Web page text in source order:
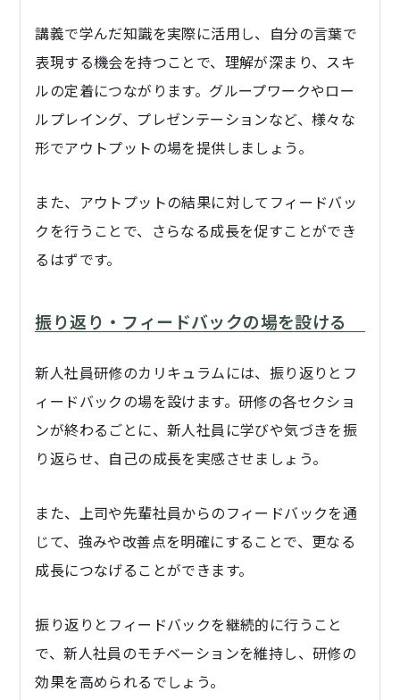
講義で学んだ知識を実際に活用し、自分の言葉で
表現する機会を持つことで、理解が深まり、スキ
ルの定着につながります。グループワークやロー
ルプレイング、プレゼンテーションなど、様々な
形でアウトプットの場を提供しましょう。
また、アウトプットの結果に対してフィードバッ
クを行うことで、さらなる成長を促すことができ
るはずです。
振り返り・フィードバックの場を設ける
新人社員研修のカリキュラムには、振り返りとフ
ィードバックの場を設けます。研修の各セクショ
ンが終わるごとに、新人社員に学びや気づきを振
り返らせ、自己の成長を実感させましょう。
また、上司や先輩社員からのフィードバックを通
じて、強みや改善点を明確にすることで、更なる
成長につなげることができます。
振り返りとフィードバックを継続的に行うこと
で、新人社員のモチベーションを維持し、研修の
効果を高められるでしょう。